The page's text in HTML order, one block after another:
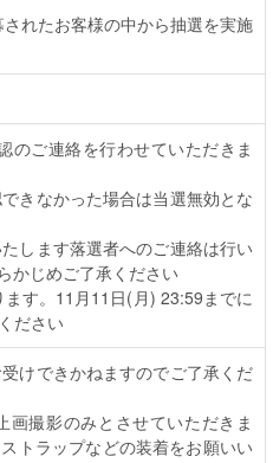
れたお客様の中から抽選を実施
のご連絡を行わせていただきま
きなかった場合は当選無効とな
します落選者へのご連絡は行い
かじめご了承ください
す。11月11日(月) 23:59までに
ださい
けできかねますのでご了承くだ
撮影のみとさせていただきま
トラップなどの装着をお願いい